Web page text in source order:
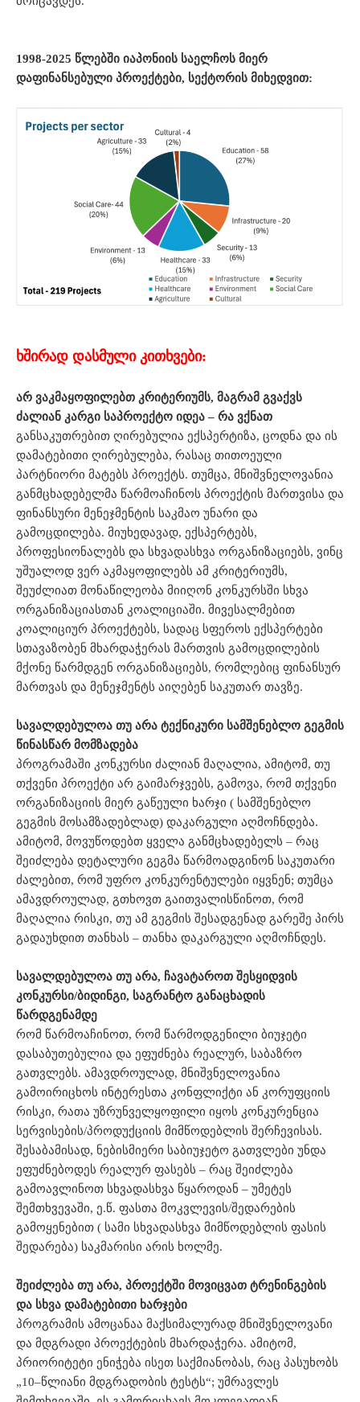
1998-2025 წლებში იაპონიის საელჩოს მიერ
დაფინანსებული პროექტები, სექტორის მიხედვით:
ხშირად დასმული კითხვები:
არ ვაკმაყოფილებთ კრიტერიუმს, მაგრამ გვაქვს
ძალიან კარგი საპროექტო იდეა – რა ვქნათ
განსაკუთრებით ღირებულია ექსპერტიზა, ცოდნა და ის
დამატებითი ღირებულება, რასაც თითოეული
პარტნიორი მატებს პროექტს. თუმცა, მნიშვნელოვანია
განმცხადებელმა წარმოაჩინოს პროექტის მართვისა და
ფინანსური მენეჯმენტის საკმაო უნარი და
გამოცდილება. მიუხედავად, ექსპერტებს,
პროფესიონალებს და სხვადასხვა ორგანიზაციებს, ვინც
უშუალოდ ვერ აკმაყოფილებს ამ კრიტერიუმს,
შეუძლიათ მონაწილეობა მიიღონ კონკურსში სხვა
ორგანიზაციასთან კოალიციაში. მივესალმებით
კოალიციურ პროექტებს, სადაც სფეროს ექსპერტები
სთავაზობენ მხარდაჭერას მართვის გამოცდილების
მქონე წარმდგენ ორგანიზაციებს, რომლებიც ფინანსურ
მართვას და მენეჯმენტს აიღებენ საკუთარ თავზე.
სავალდებულოა თუ არა ტექნიკური სამშენებლო გეგმის
წინასწარ მომზადება
პროგრამაში კონკურსი ძალიან მაღალია, ამიტომ, თუ
თქვენი პროექტი არ გაიმარჯვებს, გამოვა, რომ თქვენი
ორგანიზაციის მიერ გაწეული ხარჯი ( სამშენებლო
გეგმის მოსამზადებლად) დაკარგული აღმოჩნდება.
ამიტომ, მოვუწოდებთ ყველა განმცხადებელს – რაც
შეიძლება დეტალური გეგმა წარმოადგინონ საკუთარი
ძალებით, რომ უფრო კონკურენტულები იყვნენ; თუმცა
ამავდროულად, გთხოვთ გაითვალისწინოთ, რომ
მაღალია რისკი, თუ ამ გეგმის შესადგენად გარეშე პირს
გადაუხდით თანხას – თანხა დაკარგული აღმოჩნდეს.
სავალდებულოა თუ არა, ჩავატაროთ შესყიდვის
კონკურსი/ბიდინგი, საგრანტო განაცხადის
წარდგენამდე
რომ წარმოაჩინოთ, რომ წარმოდგენილი ბიუჯეტი
დასაბუთებულია და ეფუძნება რეალურ, საბაზრო
გათვლებს. ამავდროულად, მნიშვნელოვანია
გამოირიცხოს ინტერესთა კონფლიქტი ან კორუფციის
რისკი, რათა უზრუნველყოფილი იყოს კონკურენცია
სერვისების/პროდუქციის მიმწოდებლის შერჩევისას.
შესაბამისად, ნებისმიერი საბიუჯეტო გათვლები უნდა
ეფუძნებოდეს რეალურ ფასებს – რაც შეიძლება
გამოავლინოთ სხვადასხვა წყაროდან – უმეტეს
შემთხვევაში, ე.წ. ფასთა მოკვლევის/შედარების
გამოყენებით ( სამი სხვადასხვა მიმწოდებლის ფასის
შედარება) საკმარისი არის ხოლმე.
შეიძლება თუ არა, პროექტში მოვიცვათ ტრენინგების
და სხვა დამატებითი ხარჯები
პროგრამის ამოცანაა მაქსიმალურად მნიშვნელოვანი
და მდგრადი პროექტების მხარდაჭერა. ამიტომ,
პრიორიტეტი ენიჭება ისეთ საქმიანობას, რაც პასუხობს
„10–წლიანი მდგრადობის ტესტს“; უმრავლეს